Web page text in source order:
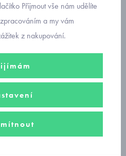
Superfit , Geox,Primigi
špičkou a
odeslání.
Přijmout vše nám udělíte
a my vám
z nakupování.